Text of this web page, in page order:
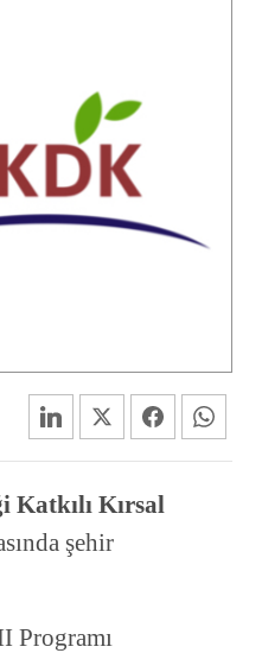
Kırsal
şehir
Programı